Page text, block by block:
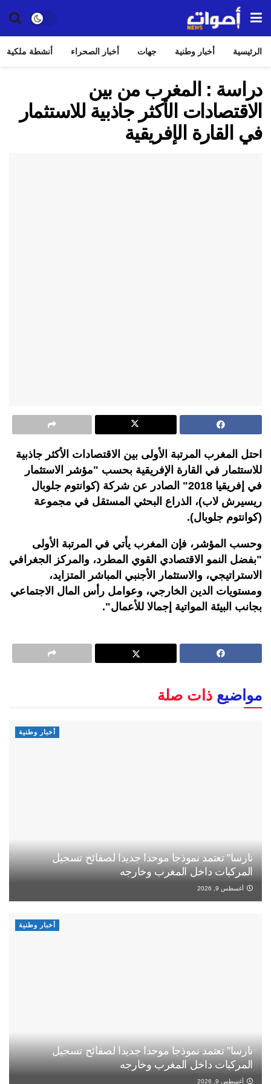
الرئيسية أخبار وطنية جهات أخبار الصحراء أنشطة ملكية
دراسة : المغرب من بين
الاقتصادات الأكثر جاذبية للاستثمار
في القارة الإفريقية
احتل المغرب المرتبة الأولى بين الاقتصادات الأكثر جاذبية
للاستثمار في القارة الإفريقية بحسب "مؤشر الاستثمار
في إفريقيا 2018" الصادر عن شركة (كوانتوم جلوبال
ريسيرش لاب)، الذراع البحثي المستقل في مجموعة
(كوانتوم جلوبال).
وحسب المؤشر، فإن المغرب يأتي في المرتبة الأولى
"بفضل النمو الاقتصادي القوي المطرد، والمركز الجغرافي
الاستراتيجي، والاستثمار الأجنبي المباشر المتزايد،
ومستويات الدين الخارجي، وعوامل رأس المال الاجتماعي
بجانب البيئة المواتية إجمالا للأعمال".
مواضيع ذات صلة
أخبار وطنية
نارسا” تعتمد نموذجا موحدا جديدا لصفائح تسجيل
المركبات داخل المغرب وخارجه
أغسطس 9, 2026
أخبار وطنية
نارسا” تعتمد نموذجا موحدا جديدا لصفائح تسجيل
المركبات داخل المغرب وخارجه
أغسطس 9, 2026